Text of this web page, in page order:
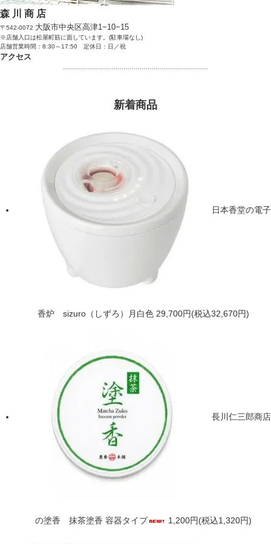
森 川 商 店
〒542-0072 大阪市中央区高津1−10−15
※店舗入口は松屋町筋に面しています。(駐車場なし)
店舗営業時間：8:30～17:50 定休日：日／祝
アクセス
新着商品
日本香堂の電子
香炉 sizuro（しずろ）月白色 29,700円(税込32,670円)
長川仁三郎商店
の塗香 抹茶塗香 容器タイプ 1,200円(税込1,320円)